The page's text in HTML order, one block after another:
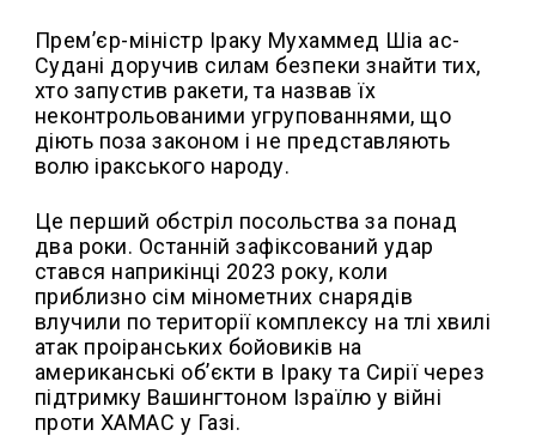
Прем’єр-міністр Іраку Мухаммед Шіа ас-
Судані доручив силам безпеки знайти тих,
хто запустив ракети, та назвав їх
неконтрольованими угрупованнями, що
діють поза законом і не представляють
волю іракського народу.
Це перший обстріл посольства за понад
два роки. Останній зафіксований удар
стався наприкінці 2023 року, коли
приблизно сім мінометних снарядів
влучили по території комплексу на тлі хвилі
атак проіранських бойовиків на
американські об’єкти в Іраку та Сирії через
підтримку Вашингтоном Ізраїлю у війні
проти ХАМАС у Газі.